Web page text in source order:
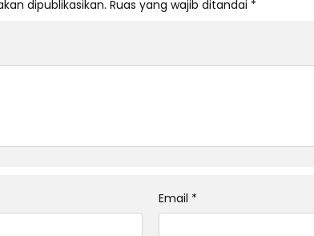
dipublikasikan. Ruas yang wajib ditandai *
Email *